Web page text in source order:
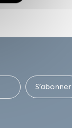
S’abonner